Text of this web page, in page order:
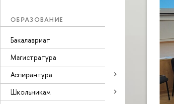
ОБРАЗОВАНИЕ
Бакалавриат
Магистратура
Аспирантура
Школьникам